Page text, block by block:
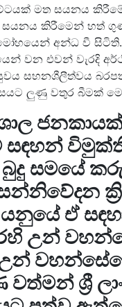
මත සයනය
කිරීමෙන් හත්
අන්ධ වී සිටිති.
වන එවන් වැරදි
සහනශීලීත්වය
ලුණු වතුර බීමක්
සඳහන්
සමයේ
ඒ
උන්
ශ්‍රී